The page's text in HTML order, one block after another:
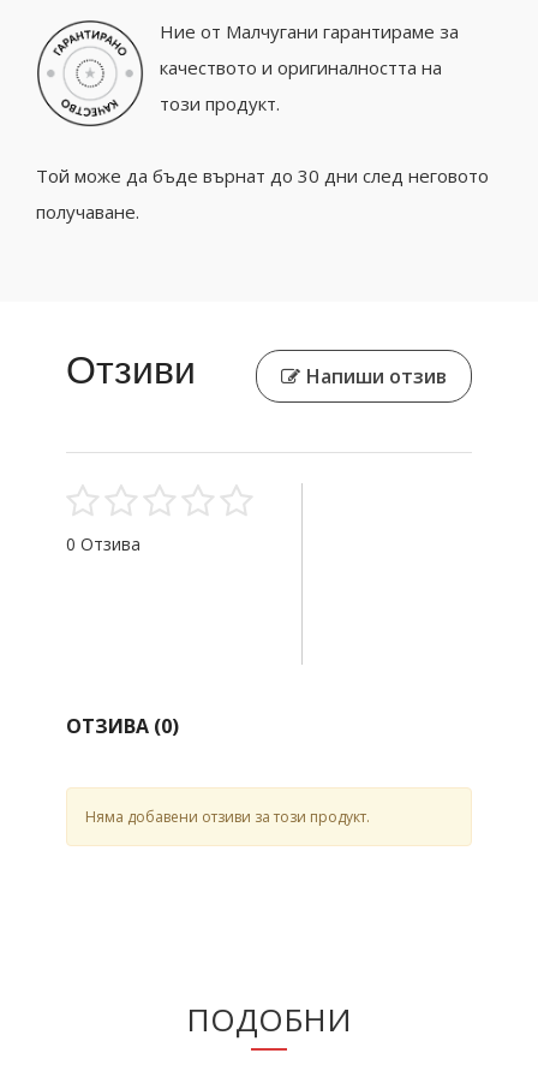
Ние от Малчугани гарантираме за
качеството и оригиналността на
този продукт.
Той може да бъде върнат до 30 дни след неговото
получаване.
Отзиви Напиши отзив
0 Отзива
ОТЗИВА (0)
Няма добавени отзиви за този продукт.
ПОДОБНИ